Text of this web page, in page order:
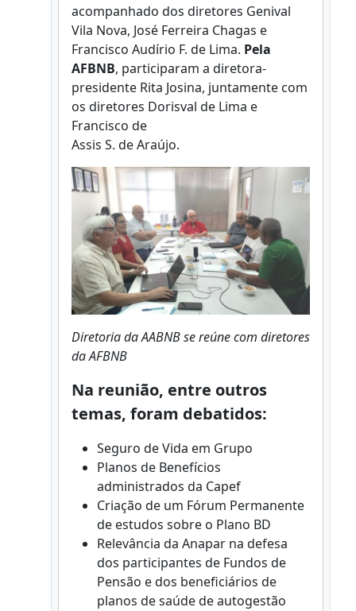
acompanhado dos diretores Genival
Vila Nova, José Ferreira Chagas e
Francisco Audírio F. de Lima. Pela
AFBNB, participaram a diretora-
presidente Rita Josina, juntamente com
os diretores Dorisval de Lima e
Francisco de
Assis S. de Araújo.
Diretoria da AABNB se reúne com diretores
da AFBNB
Na reunião, entre outros
temas, foram debatidos:
Seguro de Vida em Grupo
Planos de Benefícios
administrados da Capef
Criação de um Fórum Permanente
de estudos sobre o Plano BD
Relevância da Anapar na defesa
dos participantes de Fundos de
Pensão e dos beneficiários de
planos de saúde de autogestão